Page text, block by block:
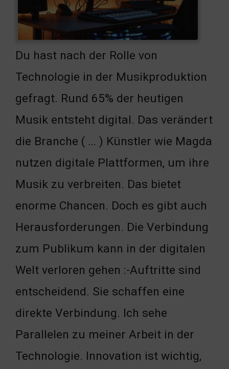
Du hast nach der Rolle von
Technologie in der Musikproduktion
gefragt. Rund 65% der heutigen
Musik entsteht digital. Das verändert
die Branche ( … ) Künstler wie Magda
nutzen digitale Plattformen, um ihre
Musik zu verbreiten. Das bietet
enorme Chancen. Doch es gibt auch
Herausforderungen. Die Verbindung
zum Publikum kann in der digitalen
Welt verloren gehen :-Auftritte sind
entscheidend. Sie schaffen eine
direkte Verbindung. Ich sehe
Parallelen zu meiner Arbeit in der
Technologie. Innovation ist wichtig,